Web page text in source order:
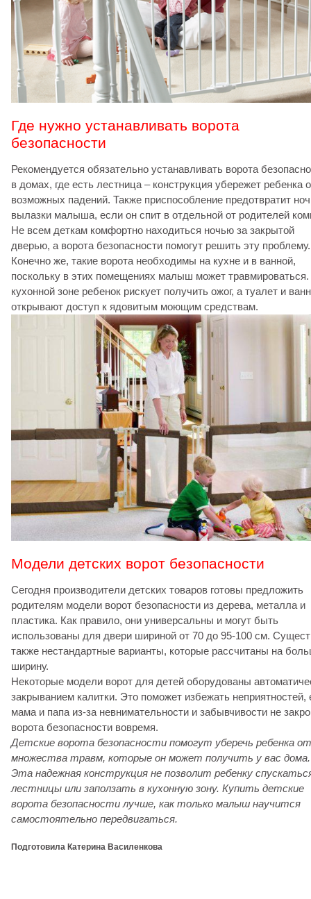
Где нужно устанавливать ворота
безопасности
Рекомендуется обязательно устанавливать ворота
в домах, где есть лестница – конструкция убережет ребенка
возможных падений. Также приспособление предотвратит
вылазки малыша, если он спит в отдельной от родителей
Не всем деткам комфортно находиться ночью за закрытой
дверью, а ворота безопасности помогут решить эту проблему.
Конечно же, такие ворота необходимы на кухне и в ванной,
поскольку в этих помещениях малыш может
кухонной зоне ребенок рискует получить ожог, а туалет и
открывают доступ к ядовитым моющим средствам.
Модели детских ворот безопасности
Сегодня производители детских товаров готовы предложить
родителям модели ворот безопасности из дерева, металла и
пластика. Как правило, они универсальны и могут быть
использованы для двери шириной от 70 до 95-100 см.
также нестандартные варианты, которые рассчитаны на
ширину.
Некоторые модели ворот для детей оборудованы
закрыванием калитки. Это поможет избежать неприятностей,
мама и папа из-за невнимательности и забывчивости не
ворота безопасности вовремя.
Детские ворота безопасности помогут уберечь ребенка от
множества травм, которые он может получить у вас дома.
Эта надежная конструкция не позволит ребенку
лестницы или заползать в кухонную зону. Купить детские
ворота безопасности лучше, как только малыш научится
самостоятельно передвигаться.
Подготовила Катерина Василенкова